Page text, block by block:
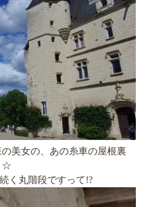
美女の、あの糸車の屋根裏
☆
く丸階段ですって!?